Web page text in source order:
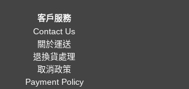
客戶服務
Contact Us
關於運送
退換貨處理
取消政策
Payment Policy